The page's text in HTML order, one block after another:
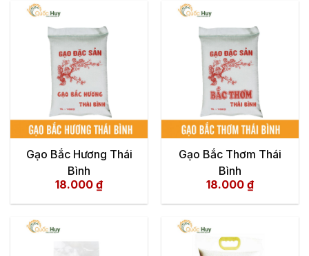
Gạo Bắc Hương Thái
Bình
18.000 ₫
Gạo Bắc Thơm Thái
Bình
18.000 ₫